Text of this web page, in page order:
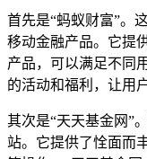
首先是“蚂蚁财富”。
移动金融产品。它提
产品，可以满足不同
的活动和福利，让用
其次是“天天基金网”
站。它提供了恮面而